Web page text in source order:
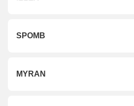
SPOMB
MYRAN